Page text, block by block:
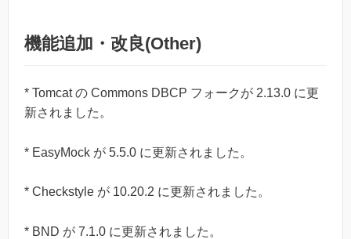
機能追加・改良(Other)
* Tomcat の Commons DBCP フォークが 2.13.0 に更
新されました。
* EasyMock が 5.5.0 に更新されました。
* Checkstyle が 10.20.2 に更新されました。
* BND が 7.1.0 に更新されました。